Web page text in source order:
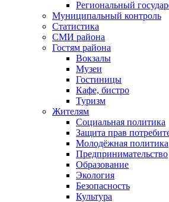
Региональный
Муниципальный контроль
Статистика
СМИ района
Гостям района
Вокзалы
Музеи
Гостиницы
Кафе, бистро
Туризм
Жителям
Социальная политика
Защита прав
Молодёжная политика
Предпринимательство
Образование
Экология
Безопасность
Культура